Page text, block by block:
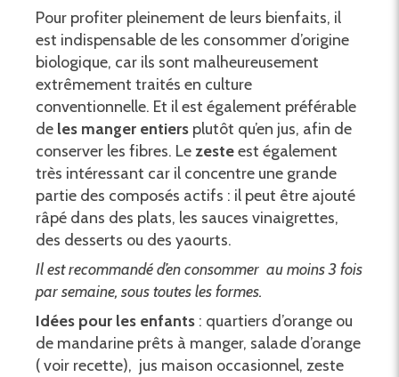
Pour profiter pleinement de leurs bienfaits, il
est indispensable de les consommer d’origine
biologique, car ils sont malheureusement
extrêmement traités en culture
conventionnelle. Et il est également préférable
de les manger entiers plutôt qu’en jus, afin de
conserver les fibres. Lezesteest également
très intéressant car il concentre une grande
partie des composés actifs : il peut être ajouté
râpé dans des plats, les sauces vinaigrettes,
des desserts ou des yaourts.
Il est recommandé d’en consommer au moins 3 fois
par semaine, sous toutes les formes.
Idées pour les enfants : quartiers d’orange ou
de mandarine prêts à manger, salade d’orange
( voir recette), jus maison occasionnel, zeste